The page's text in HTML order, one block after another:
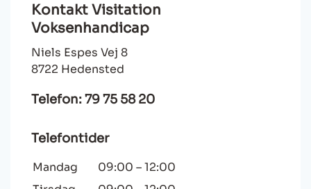
Kontakt Visitation
Voksenhandicap
Niels Espes Vej 8
8722 Hedensted
Telefon: 79 75 58 20
Telefontider
Mandag 09:00 –12:00